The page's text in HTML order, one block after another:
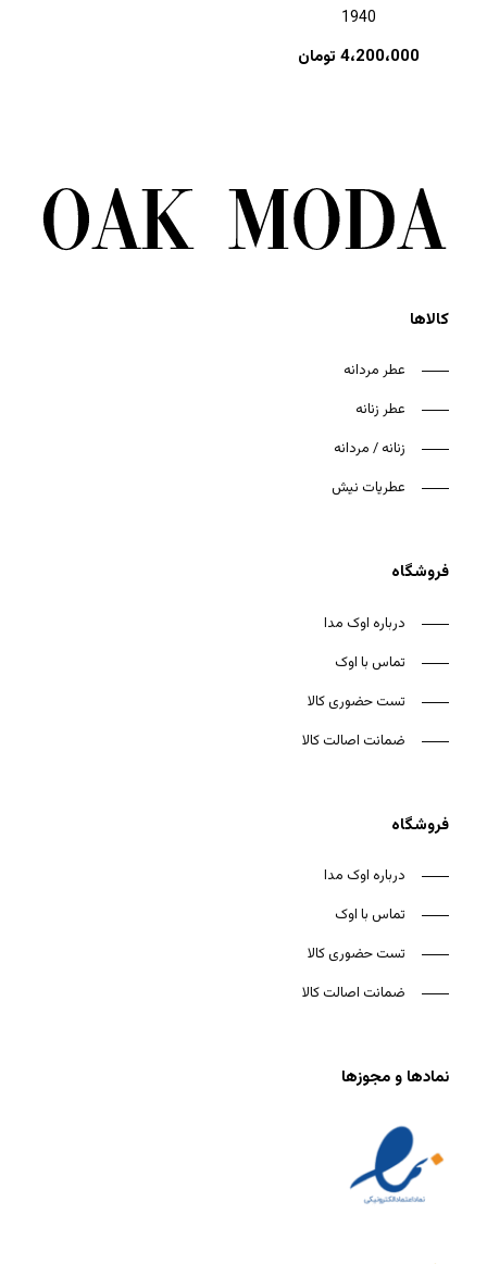
1940
4،200،000 تومان
کالاها
عطر مردانه
عطر زنانه
زنانه / مردانه
عطریات نیش
فروشگاه
درباره اوک مدا
تماس با اوک
تست حضوری کالا
ضمانت اصالت کالا
فروشگاه
درباره اوک مدا
تماس با اوک
تست حضوری کالا
ضمانت اصالت کالا
نمادها و مجوزها